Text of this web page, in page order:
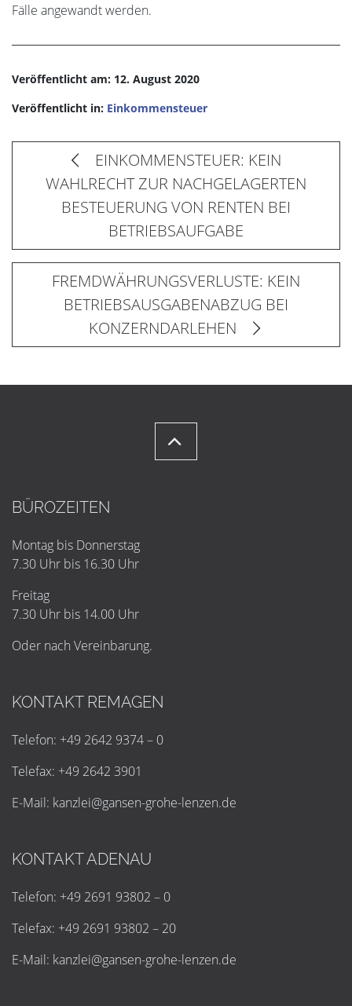
Fälle angewandt werden.
Veröffentlicht am: 12. August 2020
Veröffentlicht in: Einkommensteuer
EINKOMMENSTEUER: KEIN
WAHLRECHT ZUR NACHGELAGERTEN
BESTEUERUNG VON RENTEN BEI
BETRIEBSAUFGABE
FREMDWÄHRUNGSVERLUSTE: KEIN
BETRIEBSAUSGABENABZUG BEI
KONZERNDARLEHEN
BÜROZEITEN
Montag bis Donnerstag
7.30 Uhr bis 16.30 Uhr
Freitag
7.30 Uhr bis 14.00 Uhr
Oder nach Vereinbarung.
KONTAKT REMAGEN
Telefon: +49 2642 9374 – 0
Telefax: +49 2642 3901
E-Mail: kanzlei@gansen-grohe-lenzen.de
KONTAKT ADENAU
Telefon: +49 2691 93802 – 0
Telefax: +49 2691 93802 – 20
E-Mail: kanzlei@gansen-grohe-lenzen.de